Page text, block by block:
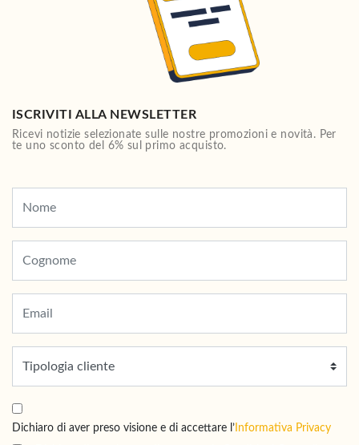
ISCRIVITI ALLA NEWSLETTER
Ricevi notizie selezionate sulle nostre promozioni e novità. Per
te uno sconto del 6% sul primo acquisto.
Dichiaro di aver preso visione e di accettare l’ Informativa Privacy